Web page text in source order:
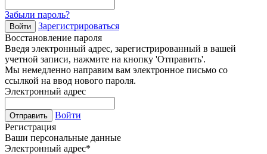
Забыли пароль?
Войти
Зарегистрироваться
Восстановление пароля
Введя электронный адрес, зарегистрированный в вашей
учетной записи, нажмите на кнопку 'Отправить'.
Мы немедленно направим вам электронное письмо со
ссылкой на ввод нового пароля.
Электронный адрес
Отправить
Войти
Регистрация
Ваши персональные данные
Электронный адрес*